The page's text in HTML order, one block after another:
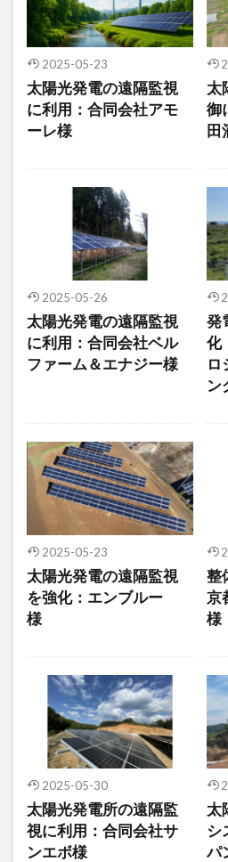
2025-05-23
太陽光発電の遠隔監視
に利用：合同会社アモ
ーレ様
太
御
田
2025-05-26
太陽光発電の遠隔監視
に利用：合同会社ベル
ファーム＆エナジー様
発
化
ロ
ン
2025-05-23
太陽光発電の遠隔監視
を強化：エンブルー
様
整
京
様
2025-05-30
太陽光発電所の遠隔監
視に利用：合同会社サ
ンエボ様
太
シ
パ
Starlink
SpaceX
PQC移行
Pixel NFC
アパレル
HUAWEI
GNSS DX
Wi-Fi
アプリ開発
バ
デジタルツイン
タブレット
タイムラプス
アルコールチェック
セキ
スマート農業
スマートメ
クラウドWi-Fi
キャッシュ
おすすめ
エンジン監視